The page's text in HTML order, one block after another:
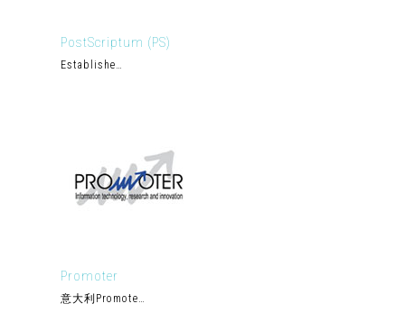
PostScriptum (PS)
Establishe…
Promoter
意大利Promote…